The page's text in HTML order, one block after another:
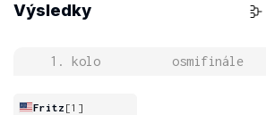
Výsledky
1. kolo osmifinále
Fritz [1]